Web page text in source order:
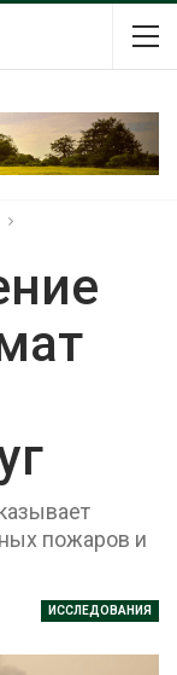
пожаров и
ИССЛЕДОВАНИЯ